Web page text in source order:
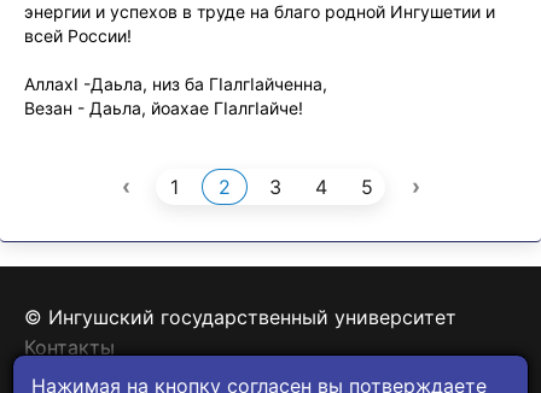
энергии и успехов в труде на благо родной Ингушетии и
всей России!
АллахI -Даьла, низ ба Гӏалгӏайченна,
Везан - Даьла, йоахае Гӏалгӏайче!
‹ 1 2 3 4 5 ›
© Ингушский государственный университет
Контакты
Политика конфиденциальности
Нажимая на кнопку согласен вы потверждаете